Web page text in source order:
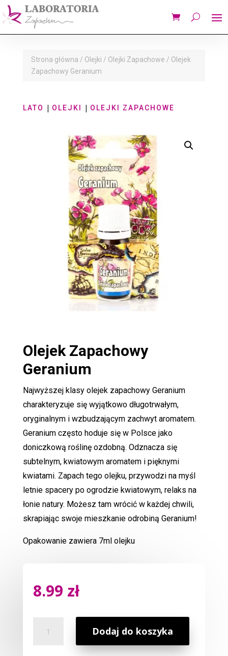
Strona główna / Olejki / Olejki Zapachowe / Olejek
Zapachowy Geranium
LATO | OLEJKI | OLEJKI ZAPACHOWE
Olejek Zapachowy
Geranium
Najwyższej klasy olejek zapachowy Geranium
charakteryzuje się wyjątkowo długotrwałym,
oryginalnym i wzbudzającym zachwyt aromatem.
Geranium często hoduje się w Polsce jako
doniczkową roślinę ozdobną. Odznacza się
subtelnym, kwiatowym aromatem i pięknymi
kwiatami. Zapach tego olejku, przywodzi na myśl
letnie spacery po ogrodzie kwiatowym, relaks na
łonie natury. Możesz tam wrócić w każdej chwili,
skrapiając swoje mieszkanie odrobiną Geranium!
Opakowanie zawiera 7ml olejku
8.99 zł
Olejek
Dodaj do koszyka